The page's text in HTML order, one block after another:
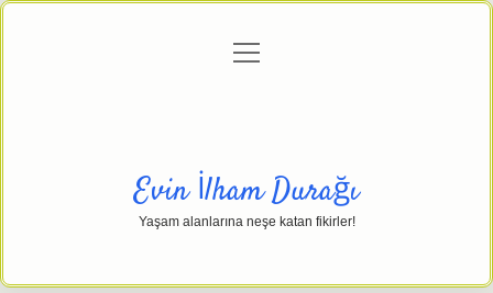
Gizlilik Politikası
menüyü
Evin İlham Durağı
Yaşam alanlarına neşe katan fikirler!